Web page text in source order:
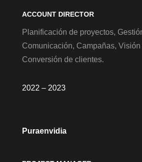
ACCOUNT DIRECTOR
Planificación de proyectos,
Comunicación, Campañas, Visión
Conversión de clientes.
2022 – 2023
Puraenvidia